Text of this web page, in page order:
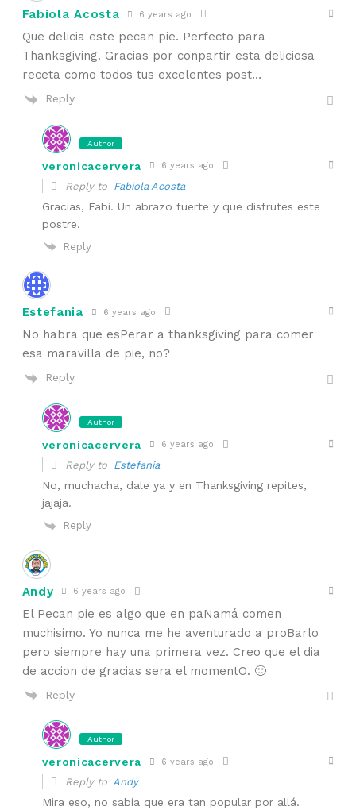
Fabiola Acosta 6 years ago
Que delicia este pecan pie. Perfecto para
Thanksgiving. Gracias por conpartir esta deliciosa
receta como todos tus excelentes post…
Reply
Author
veronicacervera 6 years ago
Reply to Fabiola Acosta
Gracias, Fabi. Un abrazo fuerte y que disfrutes este
postre.
Reply
Estefania 6 years ago
No habra que esPerar a thanksgiving para comer
esa maravilla de pie, no?
Reply
Author
veronicacervera 6 years ago
Reply to Estefania
No, muchacha, dale ya y en Thanksgiving repites,
jajaja.
Reply
Andy 6 years ago
El Pecan pie es algo que en paNamá comen
muchisimo. Yo nunca me he aventurado a proBarlo
pero siempre hay una primera vez. Creo que el dia
de accion de gracias sera el momentO. 🙂
Reply
Author
veronicacervera 6 years ago
Reply to Andy
Mira eso, no sabía que era tan popular por allá.